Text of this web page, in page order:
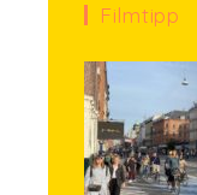
Filmtipp